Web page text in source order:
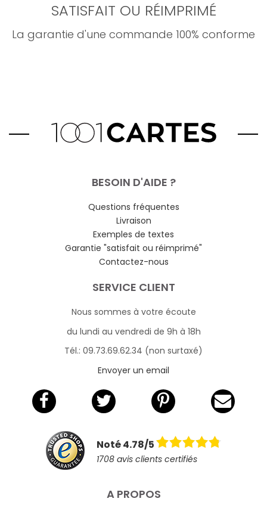
SATISFAIT OU RÉIMPRIMÉ
La garantie d'une commande 100% conforme
BESOIN D'AIDE ?
Questions fréquentes
Livraison
Exemples de textes
Garantie "satisfait ou réimprimé"
Contactez-nous
SERVICE CLIENT
Nous sommes à votre écoute
du lundi au vendredi de 9h à 18h
Tél.: 09.73.69.62.34 (non surtaxé)
Envoyer un email
Noté 4.78/5
1708 avis clients certifiés
A PROPOS